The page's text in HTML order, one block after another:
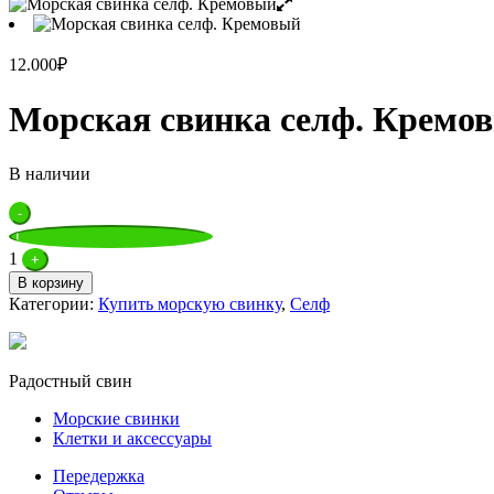
12.000₽
Морская свинка селф.
В наличии
Quantity
-
1
+
В корзину
Категории: Купить морскую свинку, Селф
Радостный свин
Морские свинки
Клетки и аксессуары
Передержка